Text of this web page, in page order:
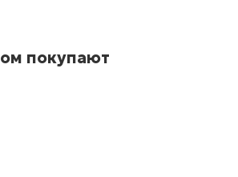
покупают